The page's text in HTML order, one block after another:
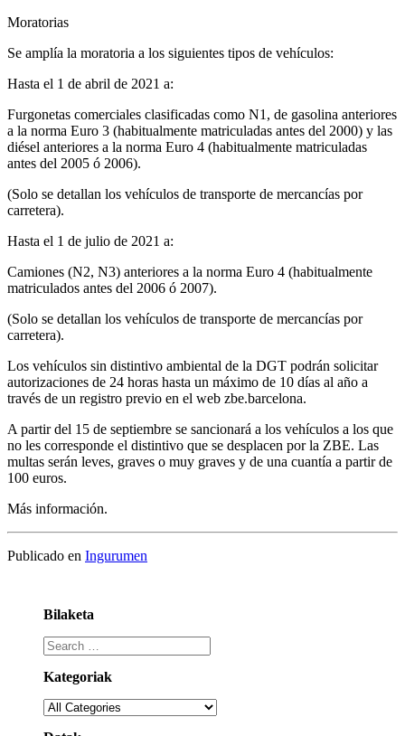
Moratorias
Se amplía la moratoria a los siguientes tipos de vehículos:
Hasta el 1 de abril de 2021 a:
Furgonetas comerciales clasificadas como N1, de gasolina anteriores
a la norma Euro 3 (habitualmente matriculadas antes del 2000) y las
diésel anteriores a la norma Euro 4 (habitualmente matriculadas
antes del 2005 ó 2006).
(Solo se detallan los vehículos de transporte de mercancías por
carretera).
Hasta el 1 de julio de 2021 a:
Camiones (N2, N3) anteriores a la norma Euro 4 (habitualmente
matriculados antes del 2006 ó 2007).
(Solo se detallan los vehículos de transporte de mercancías por
carretera).
Los vehículos sin distintivo ambiental de la DGT podrán solicitar
autorizaciones de 24 horas hasta un máximo de 10 días al año a
través de un registro previo en el web zbe.barcelona.
A partir del 15 de septiembre se sancionará a los vehículos a los que
no les corresponde el distintivo que se desplacen por la ZBE. Las
multas serán leves, graves o muy graves y de una cuantía a partir de
100 euros.
Más información.
Publicado en Ingurumen
Bilaketa
Kategoriak